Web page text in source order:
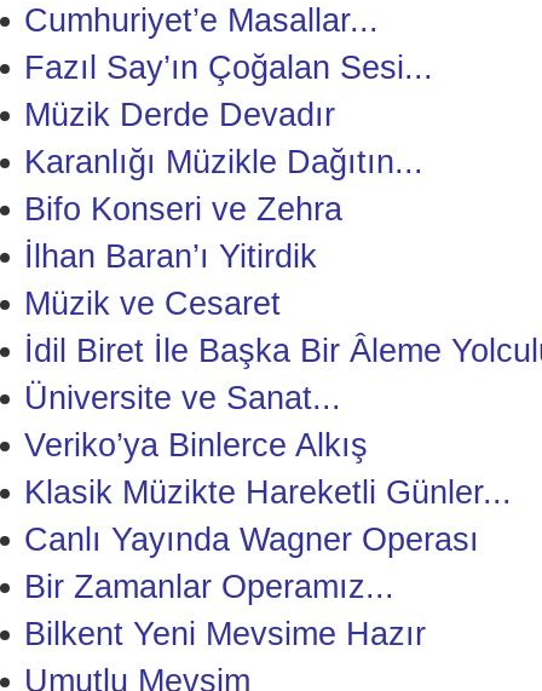
Cumhuriyet’e Masallar...
Fazıl Say’ın Çoğalan Sesi...
Müzik Derde Devadır
Karanlığı Müzikle Dağıtın...
Bifo Konseri ve Zehra
İlhan Baran’ı Yitirdik
Müzik ve Cesaret
İdil Biret İle Başka Bir Âleme
Üniversite ve Sanat...
Veriko’ya Binlerce Alkış
Klasik Müzikte Hareketli Günler...
Canlı Yayında Wagner Operası
Bir Zamanlar Operamız...
Bilkent Yeni Mevsime Hazır
Umutlu Mevsim